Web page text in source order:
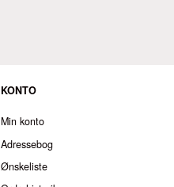
KONTO
Min konto
Adressebog
Ønskeliste